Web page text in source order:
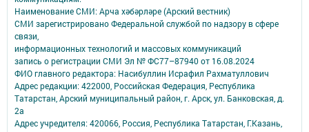
Наименование СМИ: Арча хәбәрләре (Арский вестник)
СМИ зарегистрировано Федеральной службой по надзору в сфере
связи,
информационных технологий и массовых коммуникаций
запись о регистрации СМИ Эл № ФС77–87940 от 16.08.2024
ФИО главного редактора: Насибуллин Исрафил Рахматуллович
Адрес редакции: 422000, Российская Федерация, Республика
Татарстан, Арский муниципальный район, г. Арск, ул. Банковская, д.
2а
Адрес учредителя: 420066, Россия, Республика Татарстан, Г.Казань,